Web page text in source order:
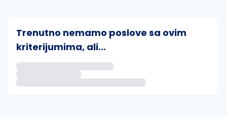
Trenutno nemamo poslove sa ovim
kriterijumima, ali...